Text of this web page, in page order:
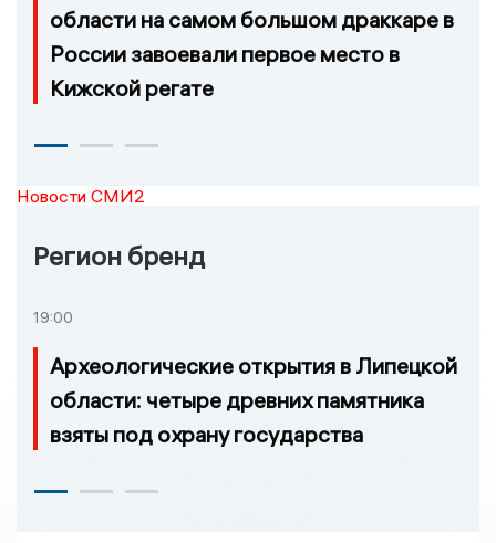
области на самом большом драккаре в
России завоевали первое место в
Кижской регате
Новости СМИ2
Регион бренд
19:00
Археологические открытия в Липецкой
области: четыре древних памятника
взяты под охрану государства